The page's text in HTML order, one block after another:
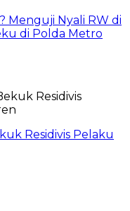
Menguji Nyali RW di
di Polda Metro
Residivis Pelaku